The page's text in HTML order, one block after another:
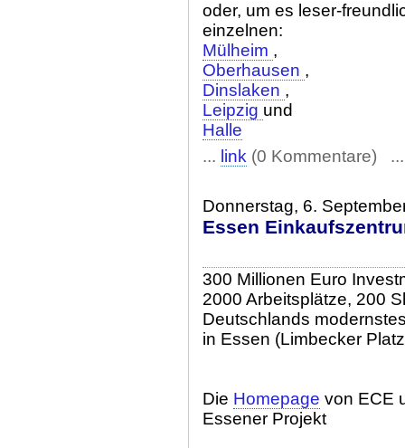
oder, um es leser-
einzelnen:
Mülheim ,
Oberhausen ,
Dinslaken ,
Leipzig und
Halle
... link (0 Kommentare)
Donnerstag, 6.
Essen
300 Millionen Euro
2000 Arbeitsplätze, 200
Deutschlands
in Essen (Limbecker
Die Homepage von ECE
Essener Projekt